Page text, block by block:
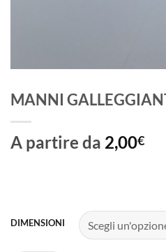
MANNI
A partire da 2,00€
DIMENSIONI